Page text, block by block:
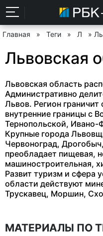
Главная » Теги » Л »
Львовская
Львовская область
Административно
Львов. Регион
внутренние границы с
Тернопольской, Ивано-
Крупные города
Червоноград,
преобладает пищевая,
машиностроительная,
Развит туризм и сфера
области действуют
Трускавец, Моршин,
МАТЕРИАЛЫ ПО